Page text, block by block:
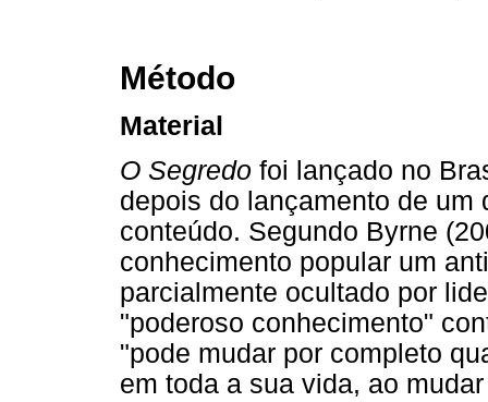
Método
Material
O Segredo foi lançado no
depois do lançamento de um
conteúdo. Segundo Byrne
conhecimento popular um
parcialmente ocultado por
"poderoso conhecimento"
"pode mudar por completo
em toda a sua vida, ao